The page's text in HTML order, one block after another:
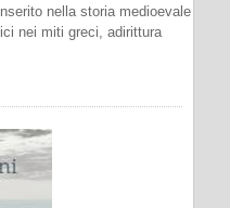
nella storia medioevale
nei miti greci, adirittura